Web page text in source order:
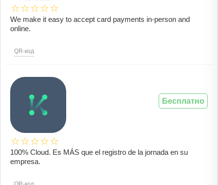
We make it easy to accept card payments in-person and
online.
QR-код
100% Cloud. Es MÁS que el registro de la jornada en su
empresa.
Бесплатно